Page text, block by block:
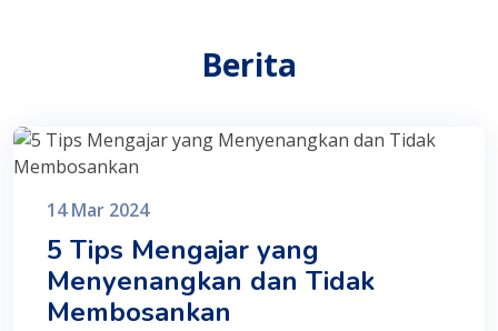
Berita
14 Mar 2024
5 Tips Mengajar yang
Menyenangkan dan Tidak
Membosankan